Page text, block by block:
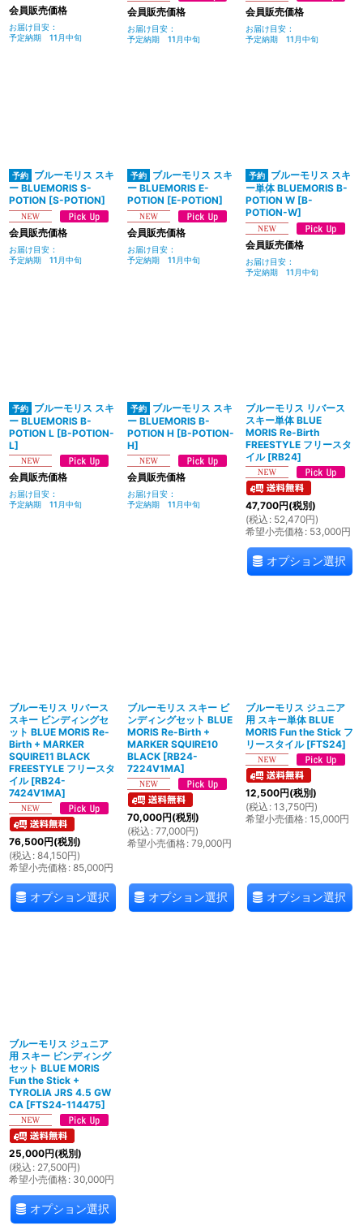
会員販売価格
お届け目安 :
予定納期 11月中旬
会員販売価格
お届け目安 :
予定納期 11月中旬
会員販売価格
お届け目安 :
予定納期 11月中旬
ブルーモリス スキ
ー BLUEMORIS S-
POTION [S-POTION]
会員販売価格
お届け目安 :
予定納期 11月中旬
ブルーモリス スキ
ー BLUEMORIS E-
POTION [E-POTION]
会員販売価格
お届け目安 :
予定納期 11月中旬
ブルーモリス スキ
ー単体 BLUEMORIS B-
POTION W [B-
POTION-W]
会員販売価格
お届け目安 :
予定納期 11月中旬
ブルーモリス スキ
ー BLUEMORIS B-
POTION L [B-POTION-
L]
会員販売価格
お届け目安 :
予定納期 11月中旬
ブルーモリス スキ
ー BLUEMORIS B-
POTION H [B-POTION-
H]
会員販売価格
お届け目安 :
予定納期 11月中旬
ブルーモリス リバース
スキー単体 BLUE
MORIS Re-Birth
FREESTYLE フリースタ
イル [RB24]
47,700円(税別)
(税込 : 52,470円)
希望小売価格: 53,000円
オプション選択
ブルーモリス リバース
スキー ビンディングセ
ット BLUE MORIS Re-
Birth + MARKER
SQUIRE11 BLACK
FREESTYLE フリースタ
イル [RB24-
7424V1MA]
76,500円(税別)
(税込 : 84,150円)
希望小売価格: 85,000円
オプション選択
ブルーモリス スキー ビ
ンディングセット BLUE
MORIS Re-Birth +
MARKER SQUIRE10
BLACK [RB24-
7224V1MA]
70,000円(税別)
(税込 : 77,000円)
希望小売価格: 79,000円
オプション選択
ブルーモリス ジュニア
用 スキー単体 BLUE
MORIS Fun the Stick フ
リースタイル [FTS24]
12,500円(税別)
(税込 : 13,750円)
希望小売価格: 15,000円
オプション選択
ブルーモリス ジュニア
用 スキー ビンディング
セット BLUE MORIS
Fun the Stick +
TYROLIA JRS 4.5 GW
CA [FTS24-114475]
25,000円(税別)
(税込 : 27,500円)
希望小売価格: 30,000円
オプション選択